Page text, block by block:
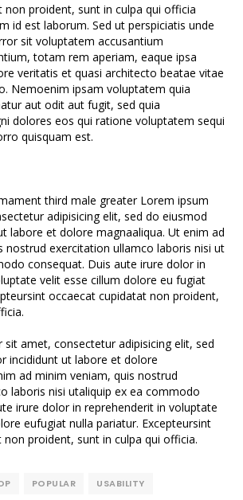
non proident, sunt in culpa qui officia
id est laborum. Sed ut perspiciatis unde
sit voluptatem accusantium
totam rem aperiam, eaque ipsa
veritatis et quasi architecto beatae vitae
Nemoenim ipsam voluptatem quia
aut odit aut fugit, sed quia
dolores eos qui ratione voluptatem sequi
quisquam est.
third male greater Lorem ipsum
adipisicing elit, sed do eiusmod
labore et dolore magnaaliqua. Ut enim ad
nostrud exercitation ullamco laboris nisi ut
consequat. Duis aute irure dolor in
velit esse cillum dolore eu fugiat
occaecat cupidatat non proident,
amet, consectetur adipisicing elit, sed
incididunt ut labore et dolore
ad minim veniam, quis nostrud
laboris nisi utaliquip ex ea commodo
irure dolor in reprehenderit in voluptate
eufugiat nulla pariatur. Excepteursint
proident, sunt in culpa qui officia.
POPULAR USABILITY